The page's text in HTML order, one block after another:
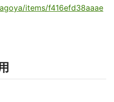
items/f416efd38aaae